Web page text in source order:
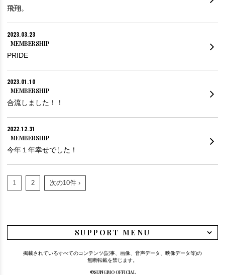
飛翔。
2023.03.23
MEMBERSHIP
PRIDE
2023.01.10
MEMBERSHIP
合流しました！！
2022.12.31
MEMBERSHIP
今年１年幸せでした！
1 2 次の10件 ›
SUPPORT MENU
掲載されているすべてのコンテンツ(記事、画像、音声データ、映像データ等)の
無断転載を禁じます。
©SUNGMO OFFICIAL